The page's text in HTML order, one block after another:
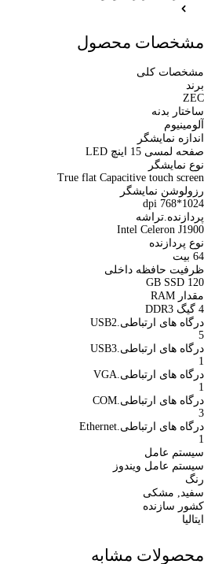
مشخصات محصول
مشخصات کلی
برند
ZEC
ساختار بدنه
آلومینیوم
اندازه نمایشگر
صفحه لمسی 15 اینچ LED
نوع نمایشگر
True flat Capacitive touch screen
رزولوشن نمایشگر
1024*768 dpi
پردازنده.تراشه
Intel Celeron J1900
نوع پردازنده
64 بيت
ظرفیت حافظه داخلی
120 GB SSD
مقدار RAM
4 گیگ DDR3
درگاه های ارتباطی.USB2
5
درگاه های ارتباطی.USB3
1
درگاه های ارتباطی.VGA
1
درگاه های ارتباطی.COM
3
درگاه های ارتباطی.Ethernet
1
سیستم عامل
سیستم عامل ویندوز
رنگ
سفید, مشکی
کشور سازنده
ایتالیا
محصولات مشابه